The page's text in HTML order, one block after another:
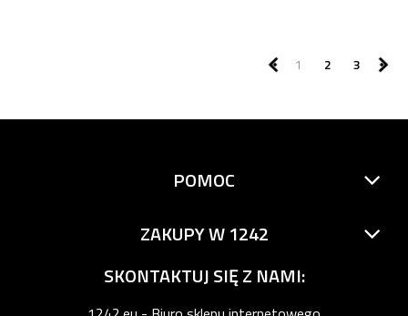
1 2 3
POMOC
ZAKUPY W 1242
SKONTAKTUJ SIĘ Z NAMI: